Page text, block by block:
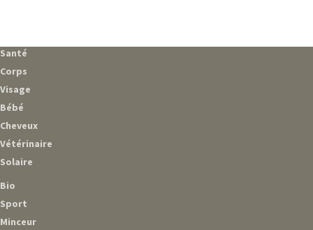
Santé
Corps
Visage
Bébé
Cheveux
Vétérinaire
Solaire
Bio
Sport
Minceur